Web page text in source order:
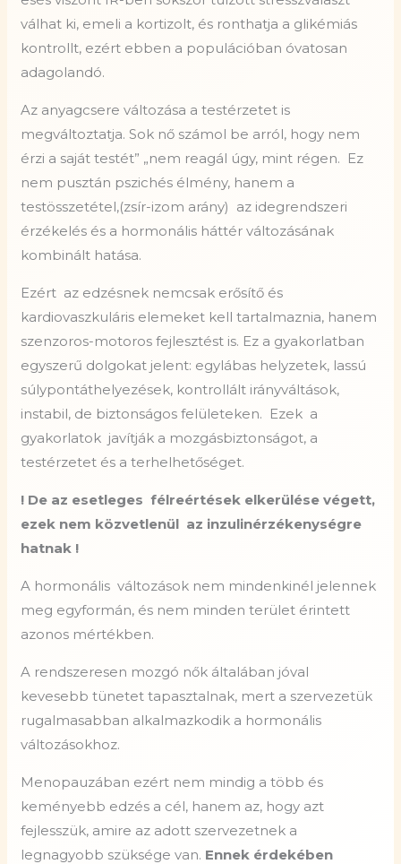
válhat ki, emeli a kortizolt, és ronthatja a glikémiás
kontrollt, ezért ebben a populációban óvatosan
adagolandó.
Az anyagcsere változása a testérzetet is
megváltoztatja. Sok nő számol be arról, hogy nem
érzi a saját testét” „nem reagál úgy, mint régen. Ez
nem pusztán pszichés élmény, hanem a
testösszetétel,(zsír-izom arány) az idegrendszeri
érzékelés és a hormonális háttér változásának
kombinált hatása.
Ezért az edzésnek nemcsak erősítő és
kardiovaszkuláris elemeket kell tartalmaznia, hanem
szenzoros-motoros fejlesztést is. Ez a gyakorlatban
egyszerű dolgokat jelent: egylábas helyzetek, lassú
súlypontáthelyezések, kontrollált irányváltások,
instabil, de biztonságos felületeken. Ezek a
gyakorlatok javítják a mozgásbiztonságot, a
testérzetet és a terhelhetőséget.
! De az esetleges félreértések elkerülése végett,
ezek nem közvetlenül az inzulinérzékenységre
hatnak !
A hormonális változások nem mindenkinél jelennek
meg egyformán, és nem minden terület érintett
azonos mértékben.
A rendszeresen mozgó nők általában jóval
kevesebb tünetet tapasztalnak, mert a szervezetük
rugalmasabban alkalmazkodik a hormonális
változásokhoz.
Menopauzában ezért nem mindig a több és
keményebb edzés a cél, hanem az, hogy azt
fejlesszük, amire az adott szervezetnek a
legnagyobb szüksége van. Ennek érdekében